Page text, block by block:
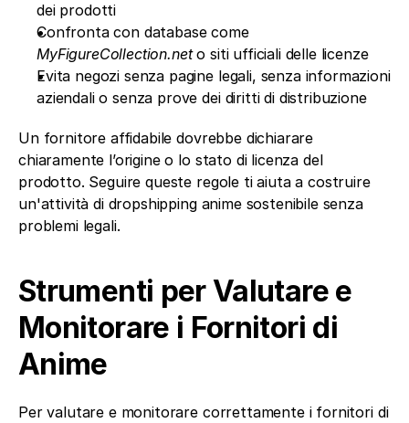
dei prodotti
Confronta con database come
MyFigureCollection.net o siti ufficiali delle licenze
Evita negozi senza pagine legali, senza informazioni
aziendali o senza prove dei diritti di distribuzione
Un fornitore affidabile dovrebbe dichiarare
chiaramente l’origine o lo stato di licenza del
prodotto. Seguire queste regole ti aiuta a costruire
un'attività di dropshipping anime sostenibile senza
problemi legali.
Strumenti per Valutare e
Monitorare i Fornitori di
Anime
Per valutare e monitorare correttamente i fornitori di